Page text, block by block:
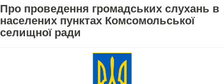
Про проведення громадських слухань в
населених пунктах Комсомольської
селищної ради